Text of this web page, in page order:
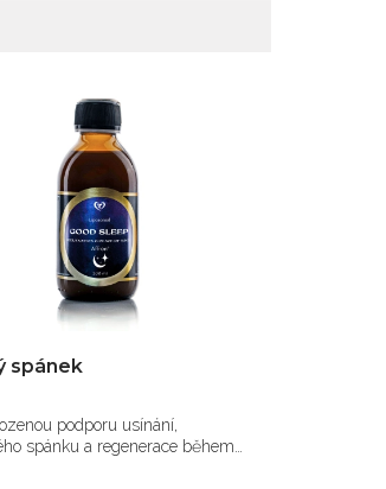
spánek
podporu usínání,
spánku a regenerace během